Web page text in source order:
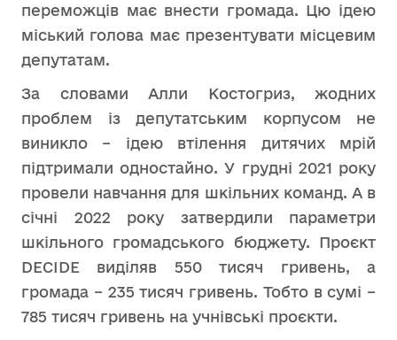
переможців має внести громада. Цю ідею
міський голова має презентувати місцевим
депутатам.
За словами Алли Костогриз, жодних
проблем із депутатським корпусом не
виникло – ідею втілення дитячих мрій
підтримали одностайно. У грудні 2021 року
провели навчання для шкільних команд. А в
січні 2022 року затвердили параметри
шкільного громадського бюджету. Проєкт
DECIDE виділяв 550 тисяч гривень, а
громада – 235 тисяч гривень. Тобто в сумі –
785 тисяч гривень на учнівські проєкти.